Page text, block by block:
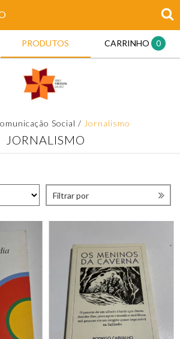
PRODUTOS CARRINHO 0
Social / Jornalismo
JORNALISMO
Filtrar por